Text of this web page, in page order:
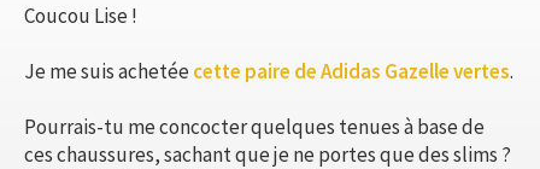
Coucou Lise !
Je me suis achetéecette paire de Adidas Gazelle vertes.
Pourrais-tu me concocter quelques tenues à base de
ces chaussures, sachant que je ne portes que des slims ?